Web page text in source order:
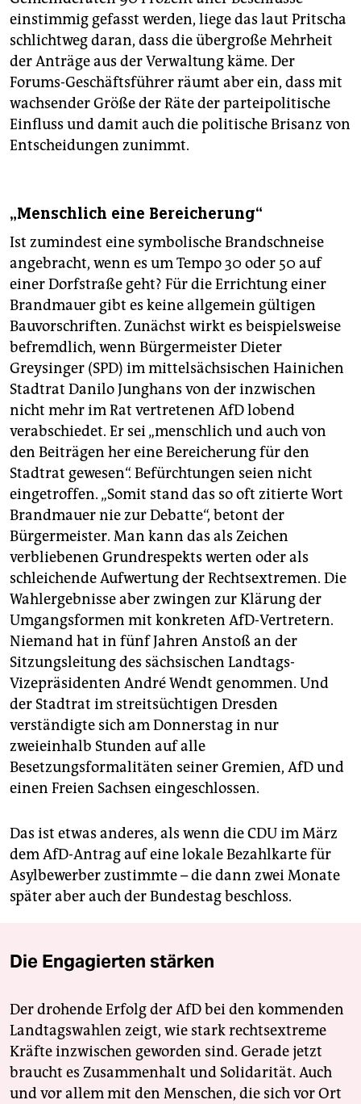
einstimmig gefasst werden, liege das laut Pritscha
schlichtweg daran, dass die übergroße Mehrheit
der Anträge aus der Verwaltung käme. Der
Forums-Geschäftsführer räumt aber ein, dass mit
wachsender Größe der Räte der parteipolitische
Einfluss und damit auch die politische Brisanz von
Entscheidungen zunimmt.
„Menschlich eine Bereicherung“
Ist zumindest eine symbolische Brandschneise
angebracht, wenn es um Tempo 30 oder 50 auf
einer Dorfstraße geht? Für die Errichtung einer
Brandmauer gibt es keine allgemein gültigen
Bauvorschriften. Zunächst wirkt es beispielsweise
befremdlich, wenn Bürgermeister Dieter
Greysinger (SPD) im mittelsächsischen Hainichen
Stadtrat Danilo Junghans von der inzwischen
nicht mehr im Rat vertretenen AfD lobend
verabschiedet. Er sei „menschlich und auch von
den Beiträgen her eine Bereicherung für den
Stadtrat gewesen“. Befürchtungen seien nicht
eingetroffen. „Somit stand das so oft zitierte Wort
Brandmauer nie zur Debatte“, betont der
Bürgermeister. Man kann das als Zeichen
verbliebenen Grundrespekts werten oder als
schleichende Aufwertung der Rechtsextremen. Die
Wahlergebnisse aber zwingen zur Klärung der
Umgangsformen mit konkreten AfD-Vertretern.
Niemand hat in fünf Jahren Anstoß an der
Sitzungsleitung des sächsischen Landtags-
Vizepräsidenten André Wendt genommen. Und
der Stadtrat im streitsüchtigen Dresden
verständigte sich am Donnerstag in nur
zweieinhalb Stunden auf alle
Besetzungsformalitäten seiner Gremien, AfD und
einen Freien Sachsen eingeschlossen.
Das ist etwas anderes, als wenn die CDU im März
dem AfD-Antrag auf eine lokale Bezahlkarte für
Asylbewerber zustimmte – die dann zwei Monate
später aber auch der Bundestag beschloss.
Die Engagierten stärken
Der drohende Erfolg der AfD bei den kommenden
Landtagswahlen zeigt, wie stark rechtsextreme
Kräfte inzwischen geworden sind. Gerade jetzt
braucht es Zusammenhalt und Solidarität. Auch
und vor allem mit den Menschen, die sich vor Ort